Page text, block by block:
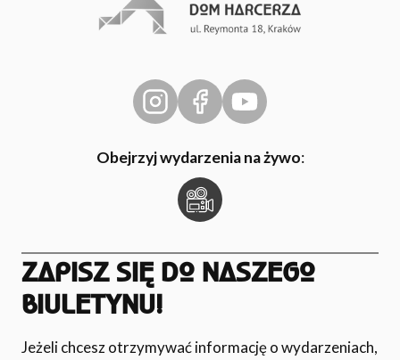
Obejrzyj wydarzenia na żywo:
ZAPISZ SIĘ DO NASZEGO
BIULETYNU!
Jeżeli chcesz otrzymywać informację o wydarzeniach,